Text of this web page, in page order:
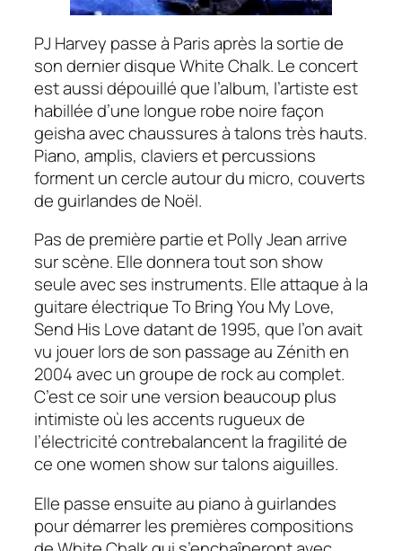
PJ Harvey passe à Paris après la sortie de
son dernier disqueWhite Chalk. Le concert
est aussi dépouillé que l’album, l’artiste est
habillée d’une longue robe noire façon
geisha avec chaussures à talons très hauts.
Piano, amplis, claviers et percussions
forment un cercle autour du micro, couverts
de guirlandes de Noël.
Pas de première partie et Polly Jean arrive
sur scène. Elle donnera tout son show
seule avec ses instruments. Elle attaque à la
guitare électriqueTo Bring You My Love,
Send His Lovedatant de 1995, que l’on avait
vu jouer lors de son passage au Zénith en
2004 avec un groupe de rock au complet.
C’est ce soir une version beaucoup plus
intimiste où les accents rugueux de
l’électricité contrebalancent la fragilité de
ceone women showsur talons aiguilles.
Elle passe ensuite au piano à guirlandes
pour démarrer les premières compositions